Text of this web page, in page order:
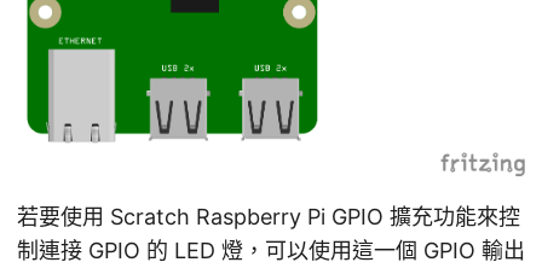
若要使用 Scratch Raspberry Pi GPIO 擴充功能來控
制連接 GPIO 的 LED 燈，可以使用這一個 GPIO 輸出